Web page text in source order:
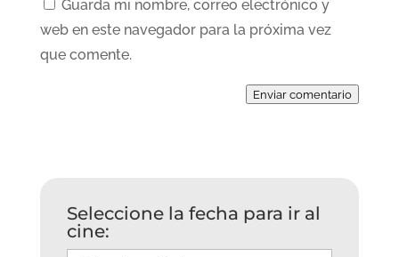
Guarda mi nombre, correo electrónico y
web en este navegador para la próxima vez
que comente.
Enviar comentario
Seleccione la fecha para ir al
cine: